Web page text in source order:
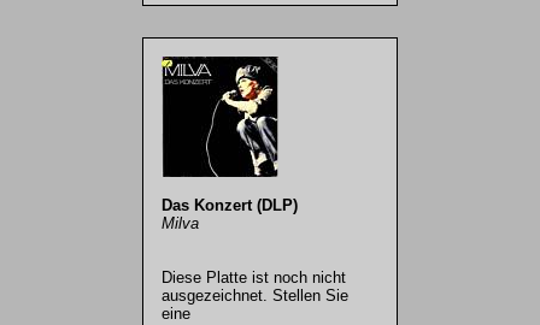
Das Konzert (DLP)
Milva
Diese Platte ist noch nicht
ausgezeichnet. Stellen Sie
eine